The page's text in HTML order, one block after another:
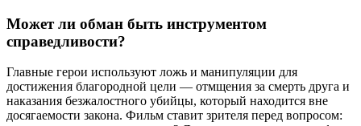
Может ли обман быть инструментом
справедливости?
Главные герои используют ложь и манипуляции для
достижения благородной цели — отмщения за смерть друга и
наказания безжалостного убийцы, который находится вне
досягаемости закона. Фильм ставит зрителя перед вопросом: